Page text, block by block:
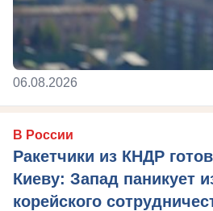
06.08.2026
В России
Ракетчики из КНДР
Киеву: Запад паникует
корейского